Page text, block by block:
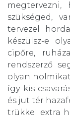
megtervezni,
szükséged,
tervezel
készülsz-e
cipőre,
rendszerző
olyan
így kis
és jut tér
trükkel extra